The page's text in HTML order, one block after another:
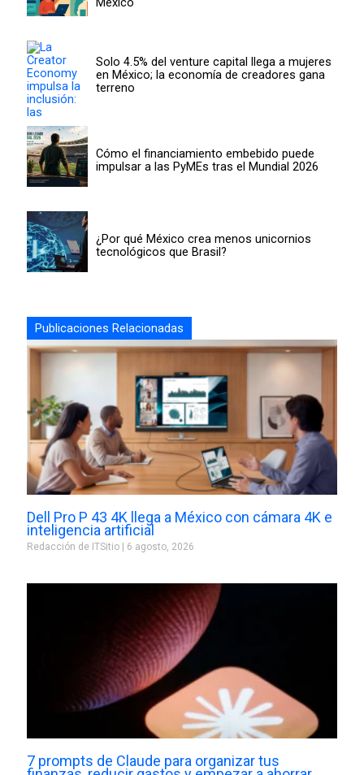
Solo 4.5% del venture capital llega a mujeres
en México; la economía de creadores gana
terreno
Cómo el financiamiento embebido puede
impulsar a las PyMEs tras el Mundial 2026
¿Por qué México crea menos unicornios
tecnológicos que Brasil?
Publicaciones Relacionadas
Dell Pro P 43 4K llega a México con cámara 4K e
inteligencia artificial
Redacción de ITSitio 6 agosto, 2026
7 prompts de Claude para organizar tus